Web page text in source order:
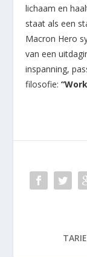
lichaam en
staat als een
Macron Hero
van een
inspanning,
filosofie: